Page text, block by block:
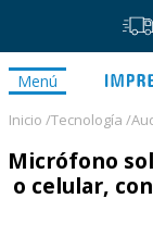
Menú
Inicio /Tecnología /
Micrófono
o celular,